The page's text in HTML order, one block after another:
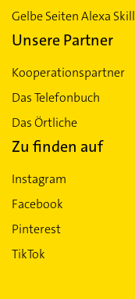
Gelbe Seiten Alexa Skill
Unsere Partner
Kooperationspartner
Das Telefonbuch
Das Örtliche
Zu finden auf
Instagram
Facebook
Pinterest
TikTok